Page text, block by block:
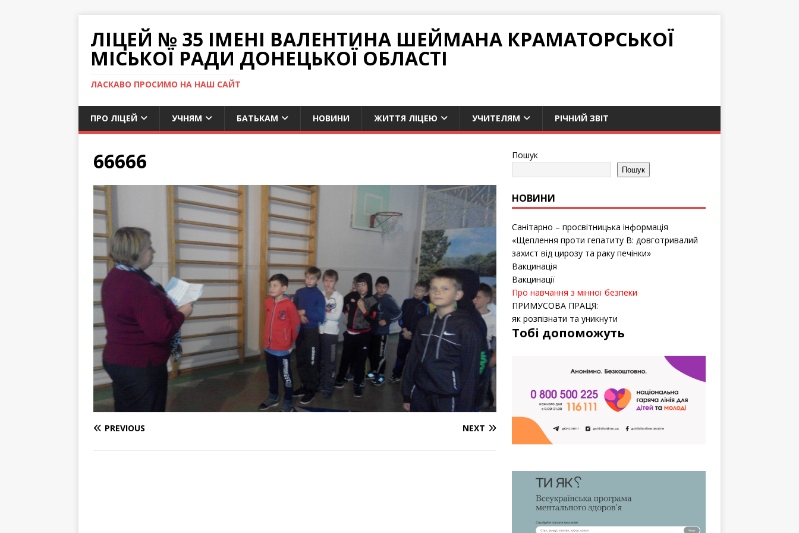
ЛІЦЕЙ № 35 ІМЕНІ ВАЛЕНТИНА ШЕЙМАНА КРАМАТОРСЬКОЇ
МІСЬКОЇ РАДИ ДОНЕЦЬКОЇ ОБЛАСТІ
ЛАСКАВО ПРОСИМО НА НАШ САЙТ
ПРО ЛІЦЕЙ УЧНЯМ БАТЬКАМ НОВИНИ ЖИТТЯ ЛІЦЕЮ УЧИТЕЛЯМ РІЧНИЙ ЗВІТ
66666
PREVIOUS NEXT
Пошук
Пошук
НОВИНИ
Санітарно – просвітницька інформація
«Щеплення проти гепатиту B: довготривалий
захист від цирозу та раку печінки»
Вакцинація
Вакцинації
Про навчання з мінної безпеки
ПРИМУСОВА ПРАЦЯ:
як розпізнати та уникнути
Тобі допоможуть